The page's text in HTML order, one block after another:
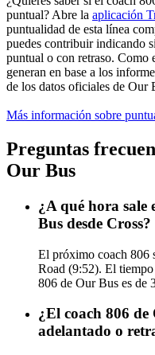
puntual? Abre la aplicación
puntualidad de esta línea
puedes contribuir indicando
puntual o con retraso. Como
generan en base a los
de los datos oficiales de Our
Más información sobre
Preguntas
Our Bus
¿A qué hora sale
Bus desde Cross?
El próximo coach 806
Road (9:52). El
806 de Our Bus es de
¿El coach 806
adelantado o